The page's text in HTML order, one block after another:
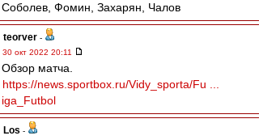
Соболев, Фомин, Захарян, Чалов
teorver -
30 окт 2022 20:11
Обзор матча.
https://news.sportbox.ru/Vidy_sporta/Fu ...
iga_Futbol
Los -